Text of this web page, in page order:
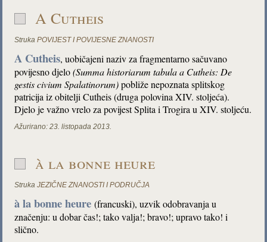
A Cutheis
Struka POVIJEST I POVIJESNE ZNANOSTI
A Cutheis, uobičajeni naziv za fragmentarno sačuvano
povijesno djelo(Summa historiarum tabula a Cutheis: De
gestis civium Spalatinorum)pobliže nepoznata splitskog
patricija iz obitelji Cutheis (druga polovina XIV. stoljeća).
Djelo je važno vrelo za povijest Splita i Trogira u XIV. stoljeću.
Ažurirano: 23. listopada 2013.
à la bonne heure
Struka JEZIČNE ZNANOSTI I PODRUČJA
à la bonne heure(francuski), uzvik odobravanja u
značenju: u dobar čas!; tako valja!; bravo!; upravo tako! i
slično.